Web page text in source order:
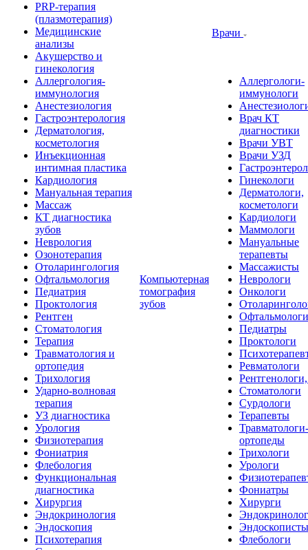
PRP-терапия
(плазмотерапия)
Медицинские
анализы
Акушерство и
гинекология
Аллергология-
иммунология
Анестезиология
Гастроэнтерология
Дерматология,
косметология
Инъекционная
интимная пластика
Кардиология
Мануальная терапия
Массаж
КТ диагностика
зубов
Неврология
Озонотерапия
Отоларингология
Офтальмология
Педиатрия
Проктология
Рентген
Стоматология
Терапия
Травматология и
ортопедия
Трихология
Ударно-волновая
терапия
УЗ диагностика
Урология
Физиотерапия
Фониатрия
Флебология
Функциональная
диагностика
Хирургия
Эндокринология
Эндоскопия
Психотерапия
Компьютерная
томография
зубов
Врачи
Аллергологи-
иммунологи
Врач КТ
диагностики
Врачи УВТ
Врачи УЗД
Гинекологи
Дерматологи,
косметологи
Кардиологи
Маммологи
Мануальные
терапевты
Массажисты
Неврологи
Онкологи
Офтальмологи
Педиатры
Проктологи
Ревматологи
Стоматологи
Сурдологи
Терапевты
Травматологи-
ортопеды
Трихологи
Урологи
Фониатры
Хирурги
Эндоскописты
Флебологи